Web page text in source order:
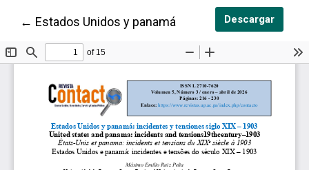
← Volver a los detalles del artículo
Estados Unidos y panamá Descargar